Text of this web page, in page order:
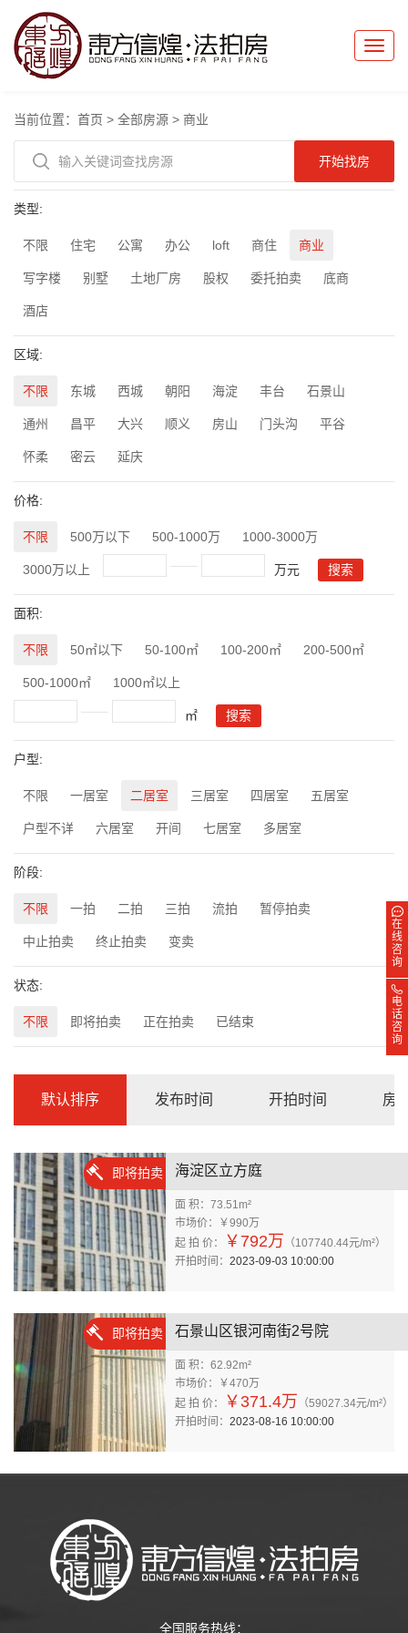
Toggle
当前位置： 首页 > 全部房源 > 商业
类型:
不限 住宅 公寓 办公 loft 商住 商业
写字楼 别墅 土地厂房 股权 委托拍卖 底商
酒店
区域:
不限 东城 西城 朝阳 海淀 丰台 石景山
通州 昌平 大兴 顺义 房山 门头沟 平谷
怀柔 密云 延庆
价格:
不限 500万以下 500-1000万 1000-3000万
3000万以上 万元
面积:
不限 50㎡以下 50-100㎡ 100-200㎡ 200-500㎡
500-1000㎡ 1000㎡以上
㎡
户型:
不限 一居室 二居室 三居室 四居室 五居室
户型不详 六居室 开间 七居室 多居室
阶段:
不限 一拍 二拍 三拍 流拍 暂停拍卖
中止拍卖 终止拍卖 变卖
状态:
不限 即将拍卖 正在拍卖 已结束
默认排序 发布时间 开拍时间 房
即将拍卖 海淀区立方庭
面 积：73.51m²
市场价：￥990万
起 拍 价：
￥792万
（107740.44元/m²）
开拍时间：2023-09-03 10:00:00
即将拍卖 石景山区银河南街2号院
面 积：62.92m²
市场价：￥470万
起 拍 价：
￥371.4万
（59027.34元/m²）
开拍时间：2023-08-16 10:00:00
全国服务热线：
在
线
咨
询
电
话
咨
询